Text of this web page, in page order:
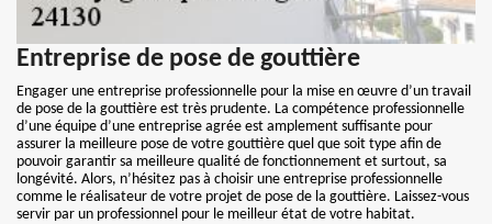
Entreprise de pose de gouttière
Engager une entreprise professionnelle pour la mise en œuvre d’un travail
de pose de la gouttière est très prudente. La compétence professionnelle
d’une équipe d’une entreprise agrée est amplement suffisante pour
assurer la meilleure pose de votre gouttière quel que soit type afin de
pouvoir garantir sa meilleure qualité de fonctionnement et surtout, sa
longévité. Alors, n’hésitez pas à choisir une entreprise professionnelle
comme le réalisateur de votre projet de pose de la gouttière. Laissez-vous
servir par un professionnel pour le meilleur état de votre habitat.